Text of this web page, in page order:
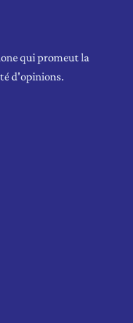
qui promeut la
d'opinions.